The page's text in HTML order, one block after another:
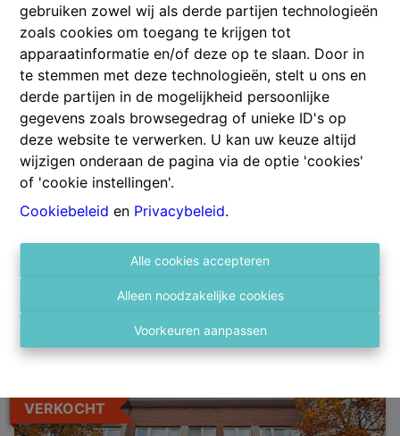
gebruiken zowel wij als derde partijen technologieën
zoals cookies om toegang te krijgen tot
apparaatinformatie en/of deze op te slaan. Door in
te stemmen met deze technologieën, stelt u ons en
derde partijen in de mogelijkheid persoonlijke
gegevens zoals browsegedrag of unieke ID's op
deze website te verwerken. U kan uw keuze altijd
wijzigen onderaan de pagina via de optie 'cookies'
of 'cookie instellingen'.
Cookiebeleid en Privacybeleid.
Alle cookies accepteren
Alleen noodzakelijke cookies
Voorkeuren aanpassen
Appartement met panoramisch zicht!
58 m²
VERKOCHT